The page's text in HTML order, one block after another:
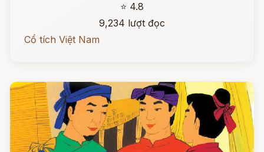
⭐ 4.8
9,234 lượt đọc
Cổ tích Việt Nam